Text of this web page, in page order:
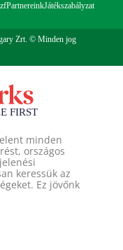
PartnereinkJátékszabályzat
Zrt. © Minden jog
minden
országos
keressük az
Ez jövőnk